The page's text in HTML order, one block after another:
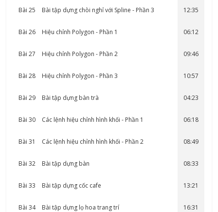
Bài 25 Bài tập dựng chòi nghỉ với Spline - Phần 3 12:35
Bài 26 Hiệu chỉnh Polygon - Phần 1 06:12
Bài 27 Hiệu chỉnh Polygon - Phần 2 09:46
Bài 28 Hiệu chỉnh Polygon - Phần 3 10:57
Bài 29 Bài tập dựng bàn trà 04:23
Bài 30 Các lệnh hiệu chỉnh hình khối - Phần 1 06:18
Bài 31 Các lệnh hiệu chỉnh hình khối - Phần 2 08:49
Bài 32 Bài tập dựng bàn 08:33
Bài 33 Bài tập dựng cốc cafe 13:21
Bài 34 Bài tập dựng lọ hoa trang trí 16:31